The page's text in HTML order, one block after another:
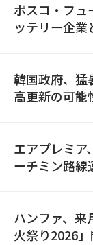
ポスコ・フュ
ッテリー企業
韓国政府、猛
高更新の可能
エアプレミア
ーチミン路
ハンファ、来
火祭り2026